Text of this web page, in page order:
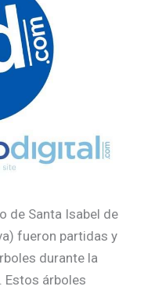
de Santa Isabel de
fueron partidas y
durante la
Estos árboles